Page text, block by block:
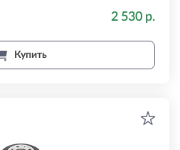
2 530 р.
Купить